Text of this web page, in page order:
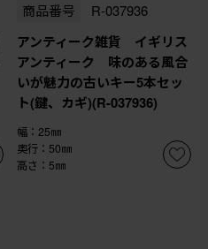
商品番号 R-037936
アンティーク雑貨 イギリス
アンティーク 味のある風合
いが魅力の古いキー5本セッ
ト(鍵、カギ)(R-037936)
幅：25㎜
奥行：50㎜
高さ：5㎜